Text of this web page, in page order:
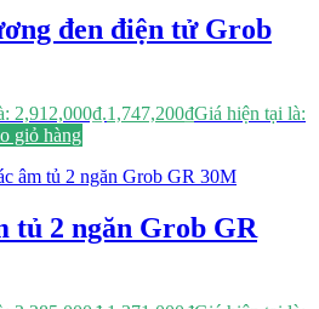
đen điện tử Grob
2,912,000₫.1,747,200₫Giá hiện tại là:
giỏ hàng
tủ 2 ngăn Grob GR